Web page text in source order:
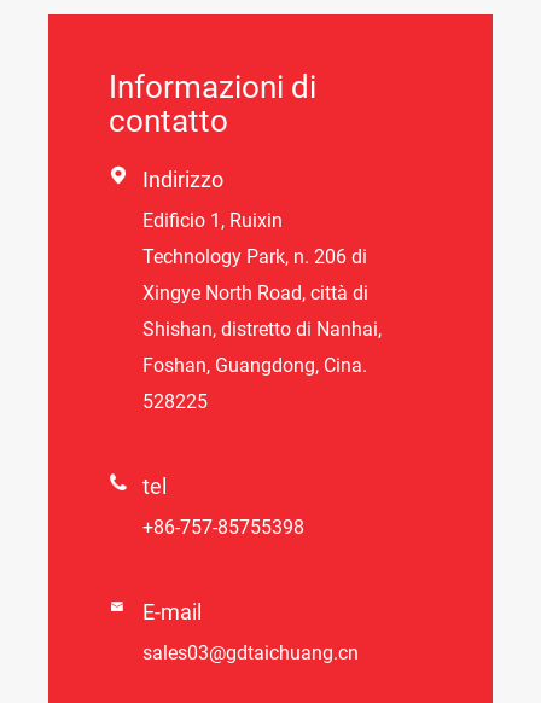
Informazioni di
contatto
 Indirizzo
Edificio 1, Ruixin
Technology Park, n. 206 di
Xingye North Road, città di
Shishan, distretto di Nanhai,
Foshan, Guangdong, Cina.
528225
 tel
+86-757-85755398
 E-mail
sales03@gdtaichuang.cn